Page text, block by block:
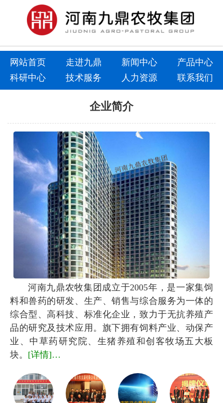
网站首页 走进九鼎 新闻中心
产品中心
科研中心
技术服务 人力资源 联系我们
企业简介
河南九鼎农牧集团成立于2005年，是一家集饲
料和兽药的研发、生产、销售与综合服务为一体的
综合型、高科技、标准化企业，致力于无抗养殖产
品的研究及技术应用。旗下拥有饲料产业、动保产
业、中草药研究院、生猪养殖和创客牧场五大板
块。 [详情]…